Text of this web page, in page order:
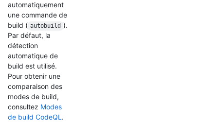
automatiquement
une commande de
build ( autobuild ).
Par défaut, la
détection
automatique de
build est utilisé.
Pour obtenir une
comparaison des
modes de build,
consultez Modes
de build CodeQL .